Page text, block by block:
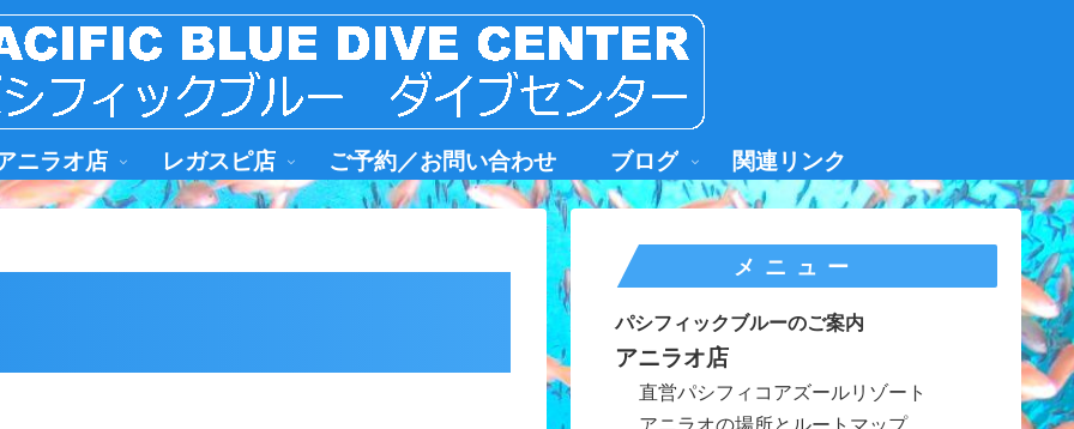
ニラオ店 レガスピ店 ご予約／お問い合わせ ブログ 関連リンク
メニュー
パシフィックブルーのご案内
アニラオ店
直営パシフィコアズールリゾート
アニラオの場所とルートマップ